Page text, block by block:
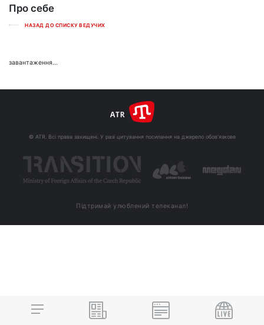
Про себе
НАЗАД ДО СПИСКУ ВЕДУЧИХ
завантаження...
© ATR. Всі права захищені. У разі цитування посилання на джерело обов'язкове
Підтримай улюблений телеканал!